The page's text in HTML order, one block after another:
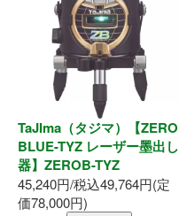
TaJIma（タジマ）【ZERO
BLUE-TYZ レーザー墨出し
器】ZEROB-TYZ
45,240円/税込49,764円(定
価78,000円)